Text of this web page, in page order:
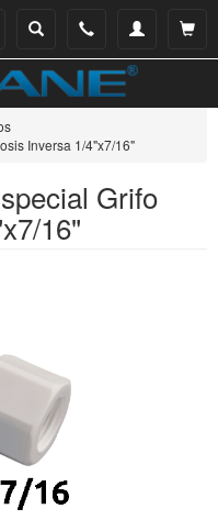
Ver
Mi
Teléfono
Buscar
Inversa 1/4"x7/16"
Grifo
16"